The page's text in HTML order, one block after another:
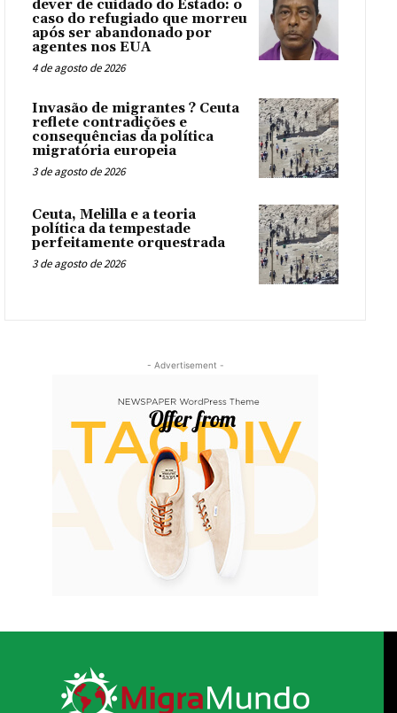
dever de cuidado do Estado: o
caso do refugiado que morreu
após ser abandonado por
agentes nos EUA
4 de agosto de 2026
Invasão de migrantes ? Ceuta
reflete contradições e
consequências da política
migratória europeia
3 de agosto de 2026
Ceuta, Melilla e a teoria
política da tempestade
perfeitamente orquestrada
3 de agosto de 2026
- Advertisement -